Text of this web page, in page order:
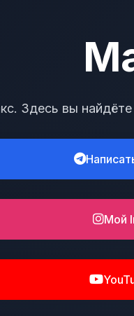
Здесь вы
Мой